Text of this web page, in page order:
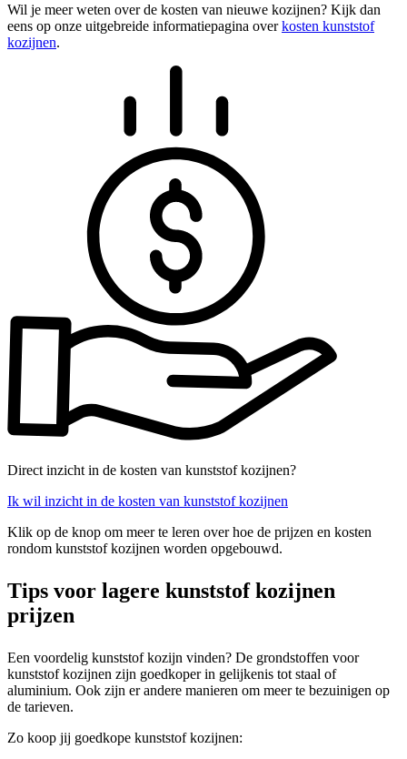
Wil je meer weten over de kosten van nieuwe kozijnen? Kijk dan
eens op onze uitgebreide informatiepagina overkosten kunststof
kozijnen.
Direct inzicht in de kosten van kunststof kozijnen?
Ik wil inzicht in de kosten van kunststof kozijnen
Klik op de knop om meer te leren over hoe de prijzen en kosten
rondom kunststof kozijnen worden opgebouwd.
Tips voor lagere kunststof kozijnen
prijzen
Een voordelig kunststof kozijn vinden? De grondstoffen voor
kunststof kozijnen zijn goedkoper in gelijkenis tot staal of
aluminium. Ook zijn er andere manieren om meer te bezuinigen op
de tarieven.
Zo koop jij goedkope kunststof kozijnen: